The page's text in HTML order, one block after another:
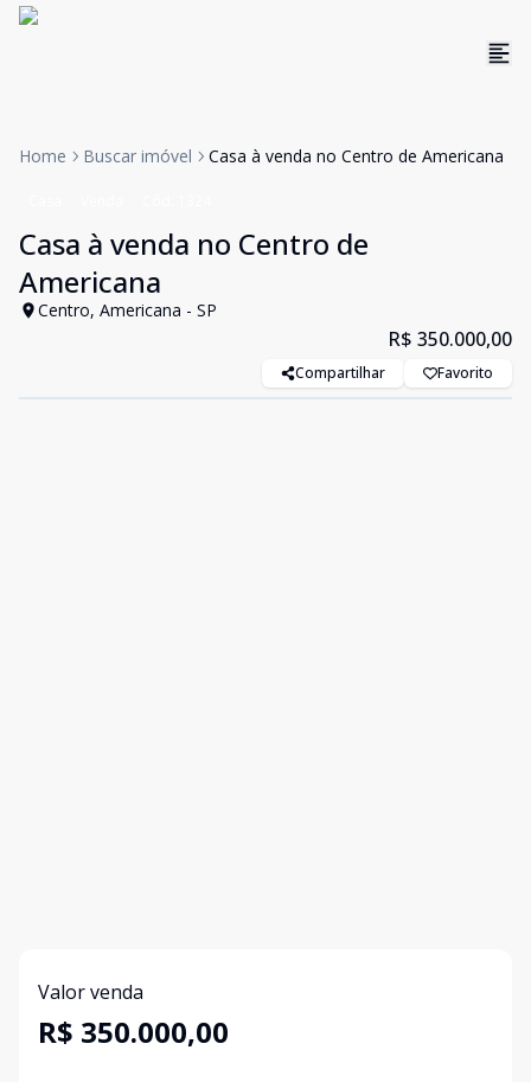
Home Buscar imóvel Casa à venda no Centro de Americana
Casa à venda no Centro de
Americana
Centro, Americana - SP
R$ 350.000,00
Compartilhar Favorito
Valor venda
R$ 350.000,00